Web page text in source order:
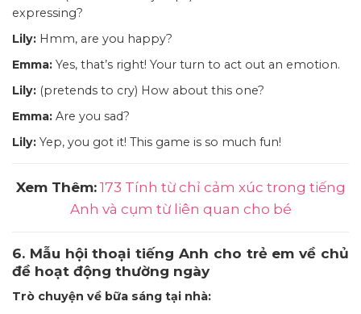
expressing?
Lily: Hmm, are you happy?
Emma: Yes, that’s right! Your turn to act out an emotion.
Lily: (pretends to cry) How about this one?
Emma: Are you sad?
Lily: Yep, you got it! This game is so much fun!
Xem Thêm: 173 Tính từ chỉ cảm xúc trong tiếng
Anh và cụm từ liên quan cho bé
6. Mẫu hội thoại tiếng Anh cho trẻ em về chủ
đề hoạt động thường ngày
Trò chuyện về bữa sáng tại nhà: